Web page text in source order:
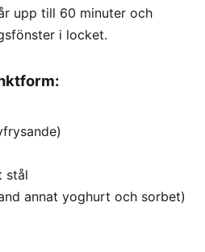
upp till 60 minuter och
i locket.
stål
annat yoghurt och sorbet)